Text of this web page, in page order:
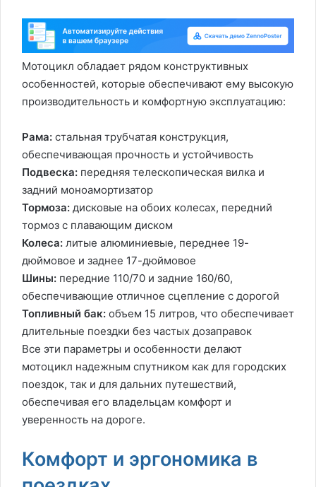
Мотоцикл обладает рядом конструктивных
особенностей, которые обеспечивают ему высокую
производительность и комфортную эксплуатацию:
Рама: стальная трубчатая конструкция,
обеспечивающая прочность и устойчивость
Подвеска: передняя телескопическая вилка и
задний моноамортизатор
Тормоза: дисковые на обоих колесах, передний
тормоз с плавающим диском
Колеса: литые алюминиевые, переднее 19-
дюймовое и заднее 17-дюймовое
Шины: передние 110/70 и задние 160/60,
обеспечивающие отличное сцепление с дорогой
Топливный бак: объем 15 литров, что обеспечивает
длительные поездки без частых дозаправок
Все эти параметры и особенности делают
мотоцикл надежным спутником как для городских
поездок, так и для дальних путешествий,
обеспечивая его владельцам комфорт и
уверенность на дороге.
Комфорт и эргономика в